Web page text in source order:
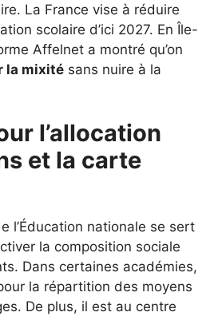
La France vise à réduire
scolaire d’ici 2027. En Île-
Affelnet a montré qu’on
la mixité sans nuire à la
l’allocation
et la carte
l’Éducation nationale se sert
la composition sociale
Dans certaines académies,
la répartition des moyens
De plus, il est au centre